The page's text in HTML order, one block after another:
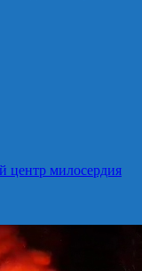
центр милосердия